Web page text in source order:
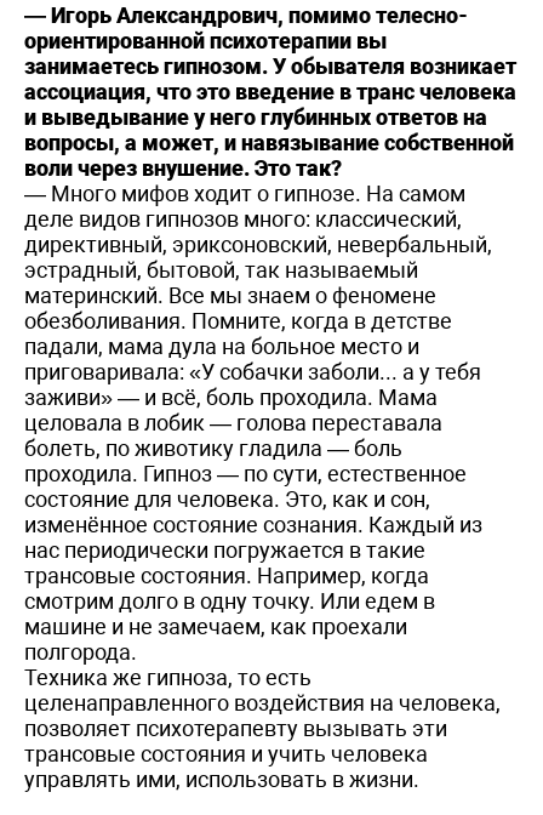
— Игорь Александрович, помимо телесно-
ориентированной психотерапии вы
занимаетесь гипнозом. У обывателя возникает
ассоциация, что это введение в транс человека
и выведывание у него глубинных ответов на
вопросы, а может, и навязывание собственной
воли через внушение.Это так?
— Много мифов ходит о гипнозе. На самом
деле видов гипнозов много: классический,
директивный, эриксоновский, невербальный,
эстрадный, бытовой, так называемый
материнский. Все мы знаем о феномене
обезболивания. Помните, когда в детстве
падали, мама дула на больное место и
приговаривала: «У собачки заболи... а у тебя
заживи» — и всё, боль проходила. Мама
целовала в лобик — голова переставала
болеть, по животику гладила — боль
проходила. Гипноз — по сути, естественное
состояние для человека. Это, как и сон,
изменённое состояние сознания. Каждый из
нас периодически погружается в такие
трансовые состояния. Например, когда
смотрим долго в одну точку. Или едем в
машине и не замечаем, как проехали
полгорода.
Техника же гипноза, то есть
целенаправленного воздействия на человека,
позволяет психотерапевту вызывать эти
трансовые состояния и учить человека
управлять ими, использовать в жизни.